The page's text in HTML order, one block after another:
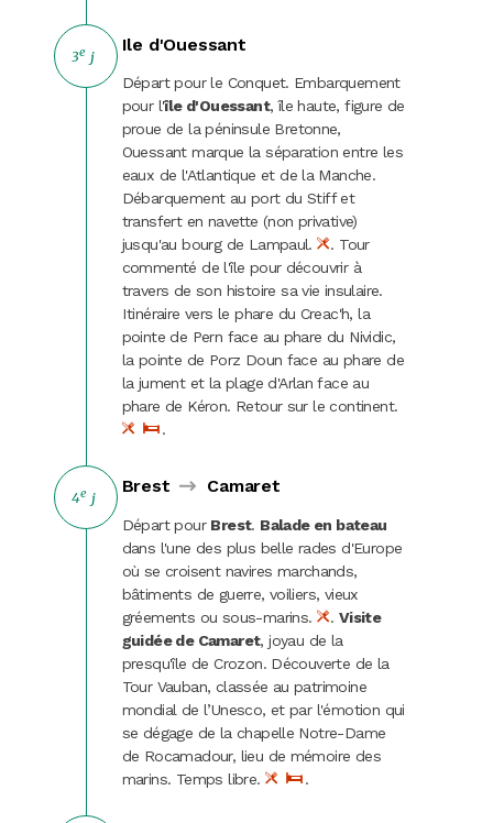
3e j
Ile d'Ouessant
Départ pour le Conquet. Embarquement
pour l'île d'Ouessant, île haute, figure de
proue de la péninsule Bretonne,
Ouessant marque la séparation entre les
eaux de l'Atlantique et de la Manche.
Débarquement au port du Stiff et
transfert en navette (non privative)
jusqu'au bourg de Lampaul.
. Tour
commenté de l'île pour découvrir à
travers de son histoire sa vie insulaire.
Itinéraire vers le phare du Creac'h, la
pointe de Pern face au phare du Nividic,
la pointe de Porz Doun face au phare de
la jument et la plage d'Arlan face au
phare de Kéron. Retour sur le continent.
.
4e j
Brest Camaret
Départ pour Brest. Balade en bateau
dans l'une des plus belle rades d'Europe
où se croisent navires marchands,
bâtiments de guerre, voiliers, vieux
gréements ou sous-marins.
. Visite
guidée de Camaret, joyau de la
presqu'île de Crozon. Découverte de la
Tour Vauban, classée au patrimoine
mondial de l’Unesco, et par l'émotion qui
se dégage de la chapelle Notre-Dame
de Rocamadour, lieu de mémoire des
marins. Temps libre.
.